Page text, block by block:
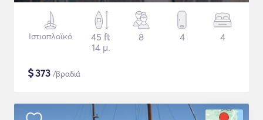
Ιστιοπλοϊκό
45 ft
14 μ.
8 4 4
$373 /βραδιά